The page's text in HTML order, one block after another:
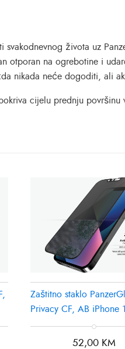
svakodnevnog života uz
otporan na ogrebotine i
nikada neće dogoditi, ali
cijelu prednju površinu
Zaštitno staklo
Privacy CF, AB iPhone
Pro
52,00 KM